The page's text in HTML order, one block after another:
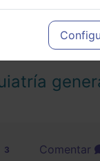
y
adecuado a las
3 Comentar